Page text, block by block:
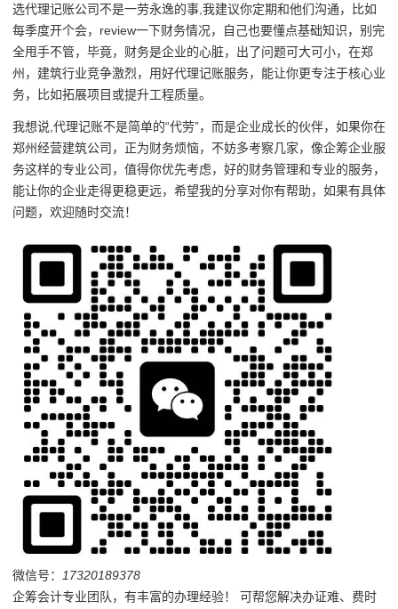
选代理记账公司不是一劳永逸的事,我建议你定期和他们沟通，比如
每季度开个会，review一下财务情况，自己也要懂点基础知识，别完
全甩手不管，毕竟，财务是企业的心脏，出了问题可大可小，在郑
州，建筑行业竞争激烈，用好代理记账服务，能让你更专注于核心业
务，比如拓展项目或提升工程质量。
我想说,代理记账不是简单的“代劳”，而是企业成长的伙伴，如果你在
郑州经营建筑公司，正为财务烦恼，不妨多考察几家，像企筹企业服
务这样的专业公司，值得你优先考虑，好的财务管理和专业的服务，
能让你的企业走得更稳更远，希望我的分享对你有帮助，如果有具体
问题，欢迎随时交流！
微信号：
17320189378
企筹会计专业团队，有丰富的办理经验！ 可帮您解决办证难、费时